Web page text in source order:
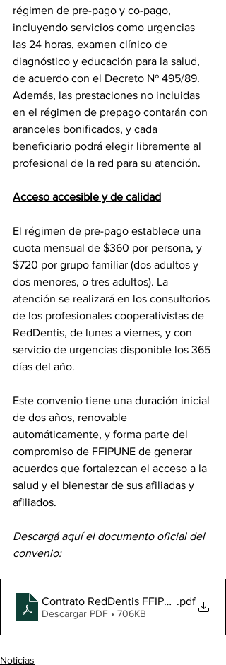
régimen de pre-pago y co-pago,
incluyendo servicios como urgencias
las 24 horas, examen clínico de
diagnóstico y educación para la salud,
de acuerdo con el Decreto Nº 495/89.
Además, las prestaciones no incluidas
en el régimen de prepago contarán con
aranceles bonificados, y cada
beneficiario podrá elegir libremente al
profesional de la red para su atención.
Acceso accesible y de calidad
El régimen de pre-pago establece una
cuota mensual de $360 por persona, y
$720 por grupo familiar (dos adultos y
dos menores, o tres adultos). La
atención se realizará en los consultorios
de los profesionales cooperativistas de
RedDentis, de lunes a viernes, y con
servicio de urgencias disponible los 365
días del año.
Este convenio tiene una duración inicial
de dos años, renovable
automáticamente, y forma parte del
compromiso de FFIPUNE de generar
acuerdos que fortalezcan el acceso a la
salud y el bienestar de sus afiliadas y
afiliados.
Descargá aquí el documento oficial del
convenio:
Contrato RedDentis FFIPUNE.pdf
Descargar PDF • 706KB
Noticias